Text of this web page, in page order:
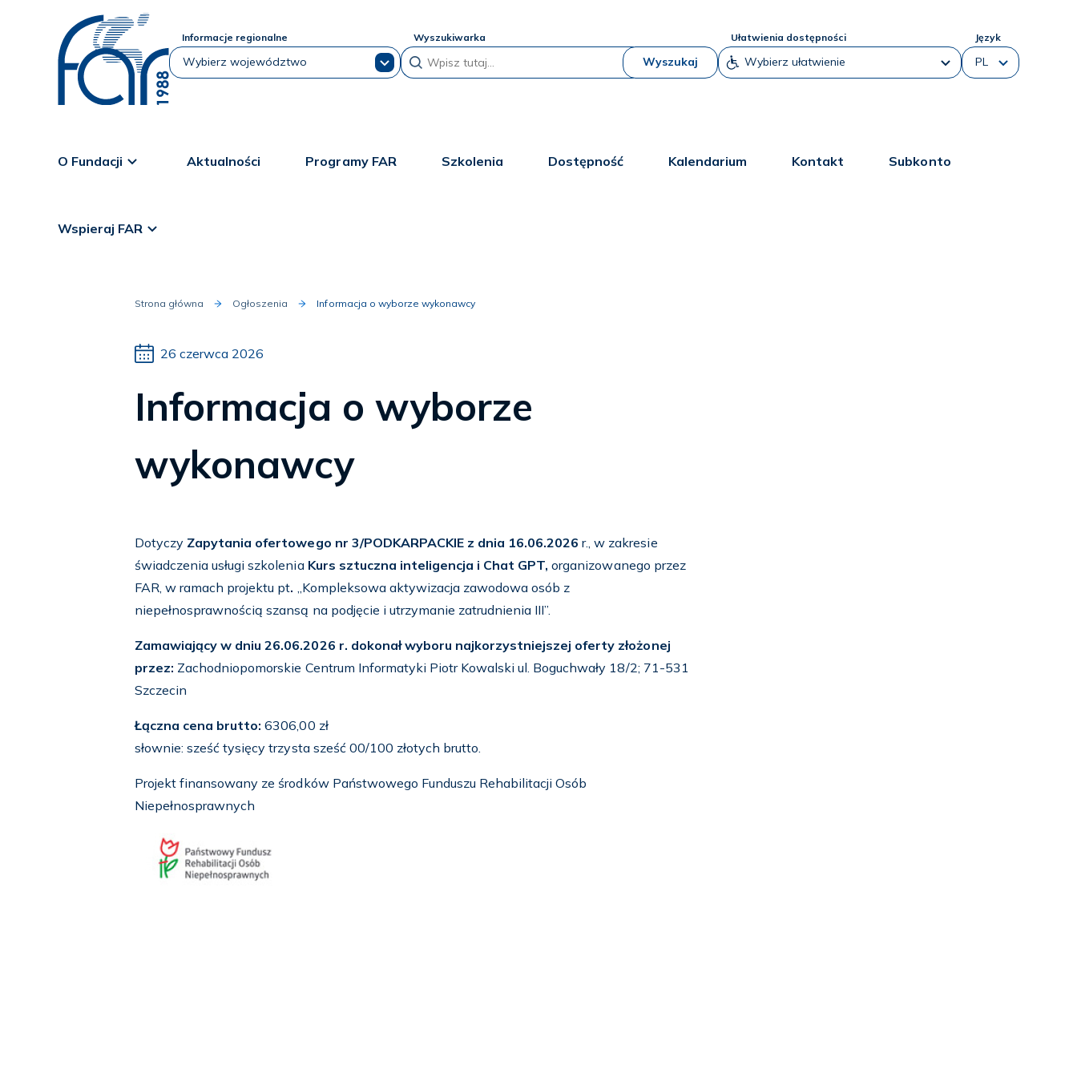
Informacje regionalne Wyszukiwarka
Wyszukaj
Ułatwienia dostępności Język
O Fundacji Aktualności Programy FAR Szkolenia Dostępność Kalendarium Kontakt Subkonto
Wspieraj FAR
Strona główna Ogłoszenia Informacja o wyborze wykonawcy
26 czerwca 2026
Informacja o wyborze
wykonawcy
Dotyczy Zapytania ofertowego nr 3/PODKARPACKIE z dnia 16.06.2026r., w zakresie
świadczenia usługi szkoleniaKurs sztuczna inteligencja i Chat GPT, organizowanego przez
FAR, w ramach projektu pt. „Kompleksowa aktywizacja zawodowa osób z
niepełnosprawnością szansą na podjęcie i utrzymanie zatrudnienia III”.
Zamawiający w dniu 26.06.2026 r. dokonał wyboru najkorzystniejszej oferty złożonej
przez: Zachodniopomorskie Centrum Informatyki Piotr Kowalski ul. Boguchwały 18/2; 71-531
Szczecin
Łączna cena brutto: 6306,00 zł
słownie: sześć tysięcy trzysta sześć 00/100 złotych brutto.
Projekt finansowany ze środków Państwowego Funduszu Rehabilitacji Osób
Niepełnosprawnych